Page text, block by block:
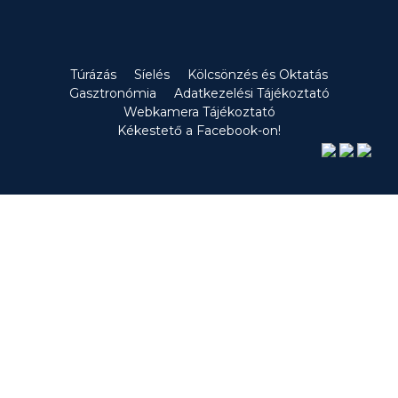
Túrázás Síelés
Kölcsönzés és Oktatás
Gasztronómia
Adatkezelési Tájékoztató
Webkamera Tájékoztató
Kékestető a Facebook-on!